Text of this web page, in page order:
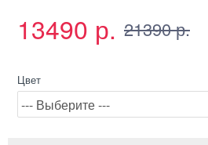
13490 р. 21390 р.
Цвет